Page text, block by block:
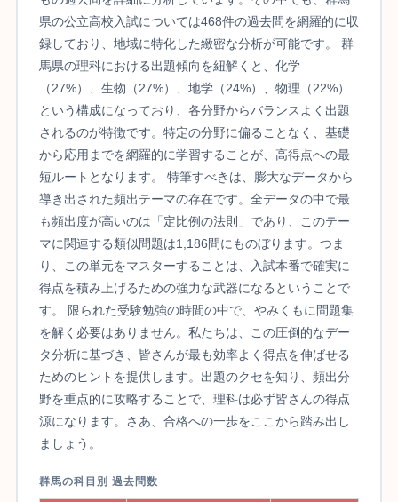
県の公立高校入試については468件の過去問を網羅的に収
録しており、地域に特化した緻密な分析が可能です。 群
馬県の理科における出題傾向を紐解くと、化学
（27%）、生物（27%）、地学（24%）、物理（22%）
という構成になっており、各分野からバランスよく出題
されるのが特徴です。特定の分野に偏ることなく、基礎
から応用までを網羅的に学習することが、高得点への最
短ルートとなります。 特筆すべきは、膨大なデータから
導き出された頻出テーマの存在です。全データの中で最
も頻出度が高いのは「定比例の法則」であり、このテー
マに関連する類似問題は1,186問にものぼります。つま
り、この単元をマスターすることは、入試本番で確実に
得点を積み上げるための強力な武器になるということで
す。 限られた受験勉強の時間の中で、やみくもに問題集
を解く必要はありません。私たちは、この圧倒的なデー
タ分析に基づき、皆さんが最も効率よく得点を伸ばせる
ためのヒントを提供します。出題のクセを知り、頻出分
野を重点的に攻略することで、理科は必ず皆さんの得点
源になります。さあ、合格への一歩をここから踏み出し
ましょう。
群馬の科目別 過去問数